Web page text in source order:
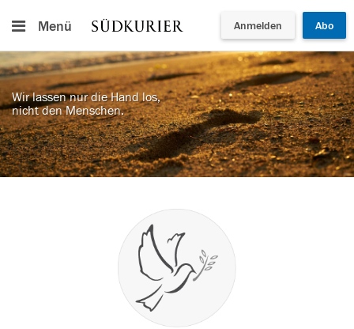
Menü Anmelden Abo
Wir lassen nur die Hand los,
nicht den Menschen.